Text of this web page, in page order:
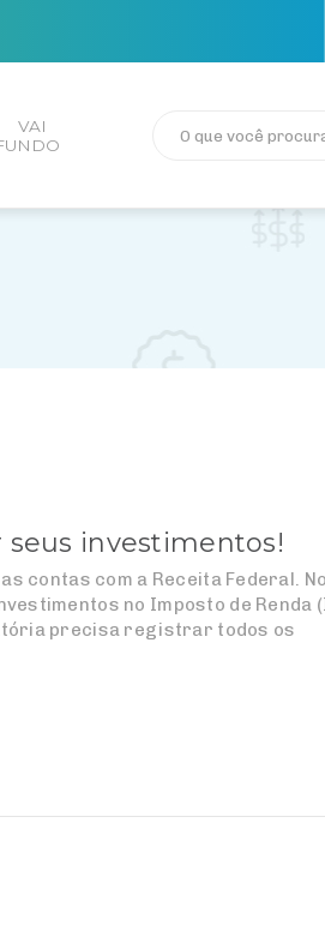
VAI
seus investimentos!
contas com a Receita Federal.
no Imposto de Renda
precisa registrar todos os